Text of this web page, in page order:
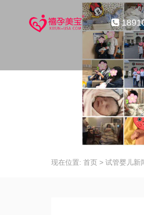
现在位置: 首页 > 试管婴儿新